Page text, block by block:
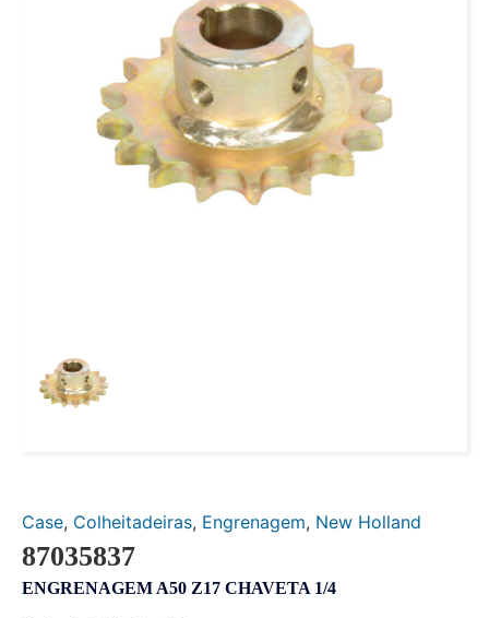
Case, Colheitadeiras, Engrenagem, New Holland
87035837
ENGRENAGEM A50 Z17 CHAVETA 1/4